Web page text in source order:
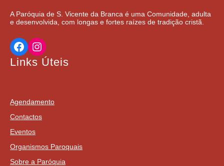
A Paróquia de S. Vicente da Branca é uma Comunidade, adulta
e desenvolvida, com longas e fortes raízes de tradição cristã.
Facebook Instagram
Links Úteis
Agendamento
Contactos
Eventos
Organismos Paroquais
Sobre a Paróquia